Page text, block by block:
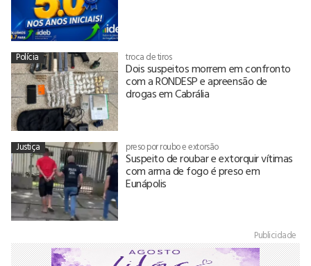
Polícia troca de tiros
Dois suspeitos morrem em confronto
com a RONDESP e apreensão de
drogas em Cabrália
Justiça preso por roubo e extorsão
Suspeito de roubar e extorquir vítimas
com arma de fogo é preso em
Eunápolis
Publicidade